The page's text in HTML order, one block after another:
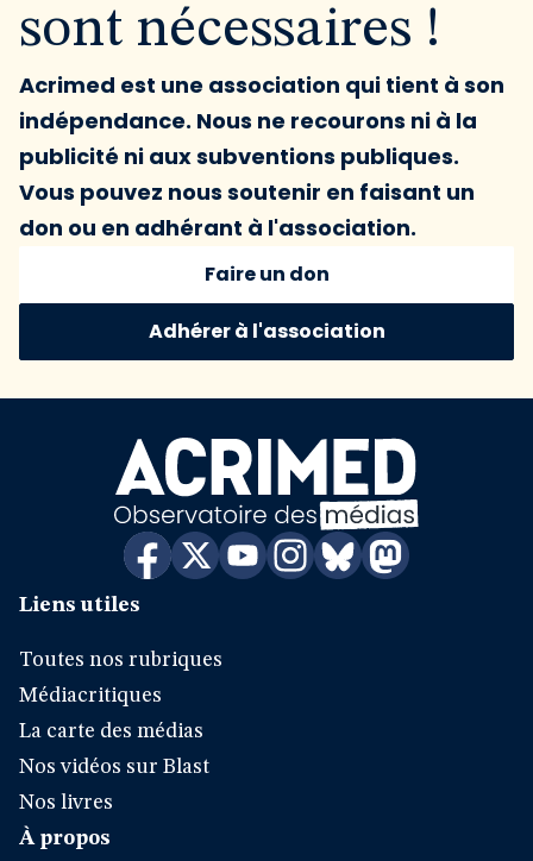
sont nécessaires !
Acrimed est une association qui tient à son
indépendance. Nous ne recourons ni à la
publicité ni aux subventions publiques.
Vous pouvez nous soutenir en faisant un
don ou en adhérant à l'association.
Faire un don
Adhérer à l'association
Liens utiles
Toutes nos rubriques
Médiacritiques
La carte des médias
Nos vidéos sur Blast
Nos livres
À propos